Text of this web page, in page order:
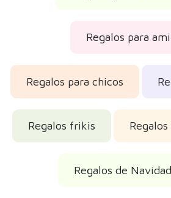
Regalos para
Regalos para chicos
Regalos frikis
Regalos de